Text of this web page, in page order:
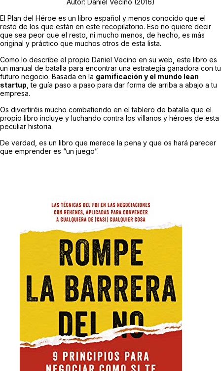
El Plan del Héroe es un libro español y menos conocido que el
resto de los que están en este recopilatorio. Eso no quiere decir
que sea peor que el resto, ni mucho menos, de hecho, es más
original y práctico que muchos otros de esta lista.
Como lo describe el propio Daniel Vecino en su web, este libro es
un manual de batalla para encontrar una estrategia ganadora con tu
futuro negocio. Basada en la gamificación y el mundo lean
startup , te guía paso a paso para dar forma de arriba a abajo a tu
empresa.
Os divertiréis mucho combatiendo en el tablero de batalla que el
propio libro incluye y luchando contra los villanos y héroes de esta
peculiar historia.
De verdad, es un libro que merece la pena y que os hará parecer
que emprender es “un juego”.